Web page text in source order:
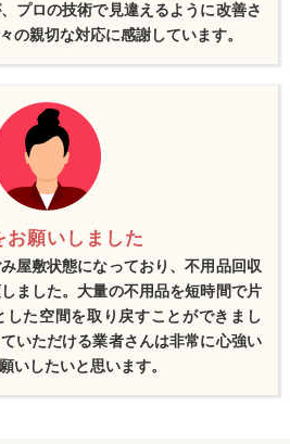
プロの技術で見違えるように改善さ
の親切な対応に感謝しています。
お願いしました
屋敷状態になっており、不用品回収
ました。大量の不用品を短時間で片
た空間を取り戻すことができまし
いただける業者さんは非常に心強い
いしたいと思います。